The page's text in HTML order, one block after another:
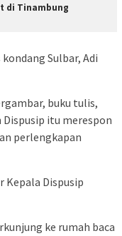
di Tinambung
Sulbar, Adi
buku tulis,
itu merespon
perlengkapan
Kepala Dispusip
ke rumah baca